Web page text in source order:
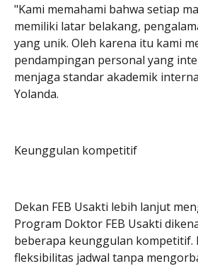
"Kami memahami bahwa setiap
memiliki latar belakang,
yang unik. Oleh karena itu kami
pendampingan personal yang
menjaga standar akademik
Yolanda.
Keunggulan kompetitif
Dekan FEB Usakti lebih lanjut
Program Doktor FEB Usakti
beberapa keunggulan kompetitif.
fleksibilitas jadwal tanpa